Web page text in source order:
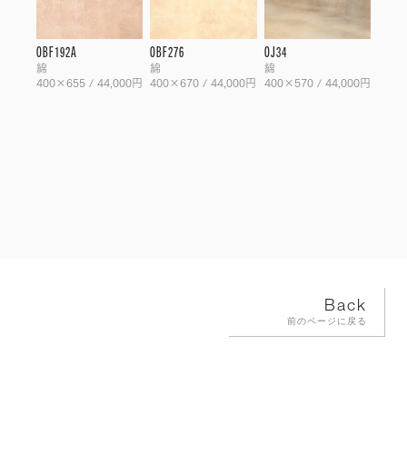
OBF192A
綿
400×655 / 44,000円
OBF276
綿
400×670 / 44,000円
OJ34
綿
400×570 / 44,000円
Back
前のページに戻る